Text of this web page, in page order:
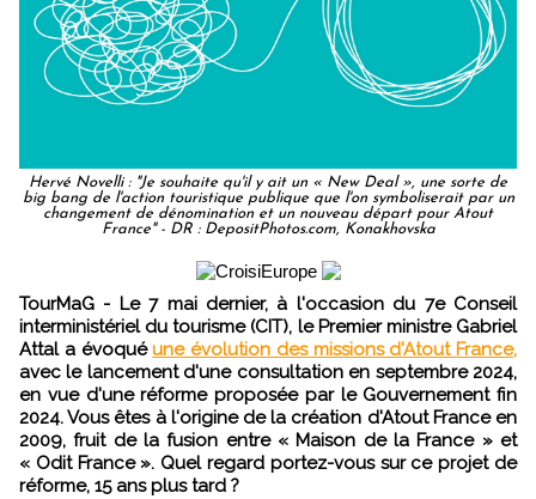
Hervé Novelli : "Je souhaite qu'il y ait un « New Deal », une sorte de
big bang de l'action touristique publique que l'on symboliserait par un
changement de dénomination et un nouveau départ pour Atout
France" - DR : DepositPhotos.com, Konakhovska
TourMaG - Le 7 mai dernier, à l'occasion du 7e Conseil
interministériel du tourisme (CIT), le Premier ministre Gabriel
Attal a évoqué une évolution des missions d'Atout France,
avec le lancement d'une consultation en septembre 2024,
en vue d'une réforme proposée par le Gouvernement fin
2024. Vous êtes à l'origine de la création d'Atout France en
2009, fruit de la fusion entre « Maison de la France » et
« Odit France ». Quel regard portez-vous sur ce projet de
réforme, 15 ans plus tard ?